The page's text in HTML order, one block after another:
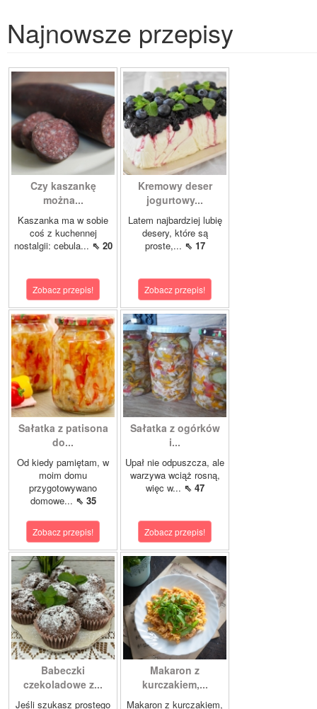
Najnowsze przepisy
Czy kaszankę
można...
Kaszanka ma w sobie
coś z kuchennej
nostalgii: cebula... ⇖ 20
Zobacz przepis!
Kremowy deser
jogurtowy...
Latem najbardziej lubię
desery, które są
proste,... ⇖ 17
Zobacz przepis!
Sałatka z patisona
do...
Od kiedy pamiętam, w
moim domu
przygotowywano
domowe... ⇖ 35
Zobacz przepis!
Sałatka z ogórków
i...
Upał nie odpuszcza, ale
warzywa wciąż rosną,
więc w... ⇖ 47
Zobacz przepis!
Babeczki
czekoladowe z...
Jeśli szukasz prostego
Makaron z
kurczakiem,...
Makaron z kurczakiem,